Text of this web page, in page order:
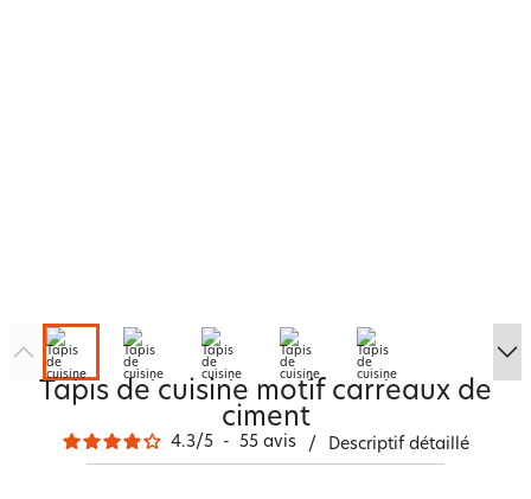
Tapis de cuisine motif carreaux de
ciment
4.3/5 - 55 avis / Descriptif détaillé